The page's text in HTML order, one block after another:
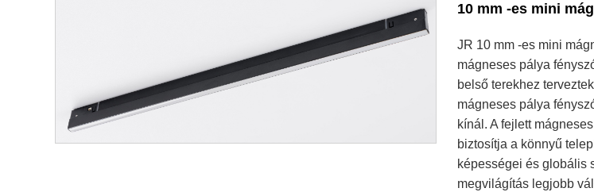
10 mm -es mini
JR 10 mm -es mini
mágneses pálya
belső terekhez
mágneses pálya
kínál. A fejlett
biztosítja a könnyű
képességei és globális
megvilágítás legjobb